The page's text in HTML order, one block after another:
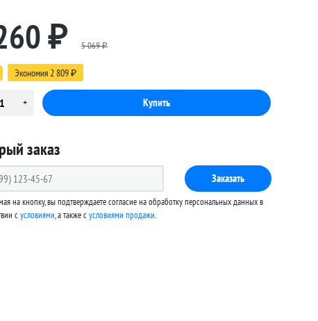
₽ 5 069₽
Экономия2 809 ₽
заказ
Заказать
на кнопку, вы подтверждаете согласие на обработку персональных данных в
сусловиями, а также cусловиями продажи.